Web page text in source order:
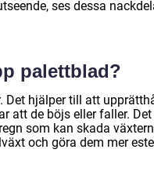
ses dessa
palettblad?
Det hjälper till att
att de böjs eller faller. Det
som kan skada
och göra dem mer